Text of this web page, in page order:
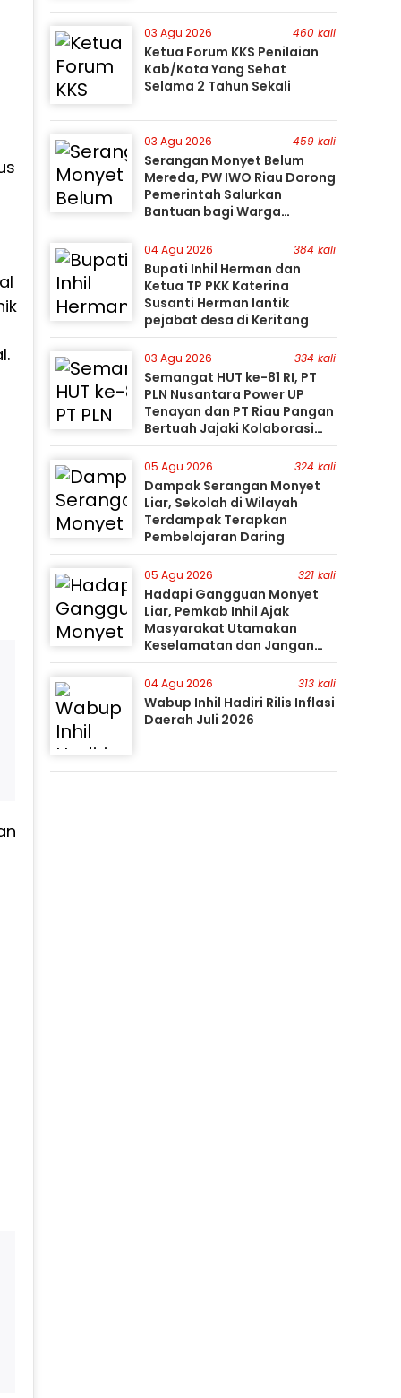
03 Agu 2026 460 kali
Ketua Forum KKS Penilaian
Kab/Kota Yang Sehat
Selama 2 Tahun Sekali
03 Agu 2026 459 kali
Serangan Monyet Belum
Mereda, PW IWO Riau Dorong
Pemerintah Salurkan
Bantuan bagi Warga
Terdampak
04 Agu 2026 384 kali
Bupati Inhil Herman dan
Ketua TP PKK Katerina
Susanti Herman lantik
pejabat desa di Keritang
03 Agu 2026 334 kali
Semangat HUT ke-81 RI, PT
PLN Nusantara Power UP
Tenayan dan PT Riau Pangan
Bertuah Jajaki Kolaborasi
Pemanfaatan Limbah FABA
untuk Dukung Swasembada
05 Agu 2026 324 kali
Dampak Serangan Monyet
Liar, Sekolah di Wilayah
Terdampak Terapkan
Pembelajaran Daring
05 Agu 2026 321 kali
Hadapi Gangguan Monyet
Liar, Pemkab Inhil Ajak
Masyarakat Utamakan
Keselamatan dan Jangan
Mudah Percaya Hoaks
04 Agu 2026 313 kali
Wabup Inhil Hadiri Rilis Inflasi
Daerah Juli 2026